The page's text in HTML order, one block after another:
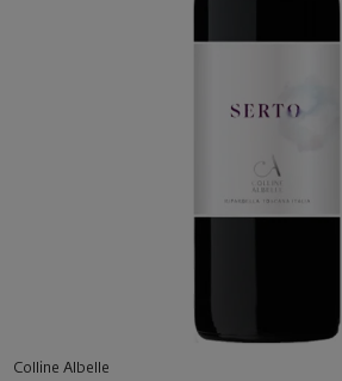
Colline Albelle